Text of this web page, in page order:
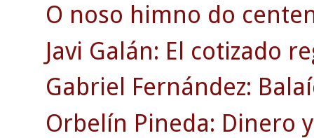
O noso himno do
Javi Galán: El cotizado
Gabriel Fernández:
Orbelín Pineda: Dinero